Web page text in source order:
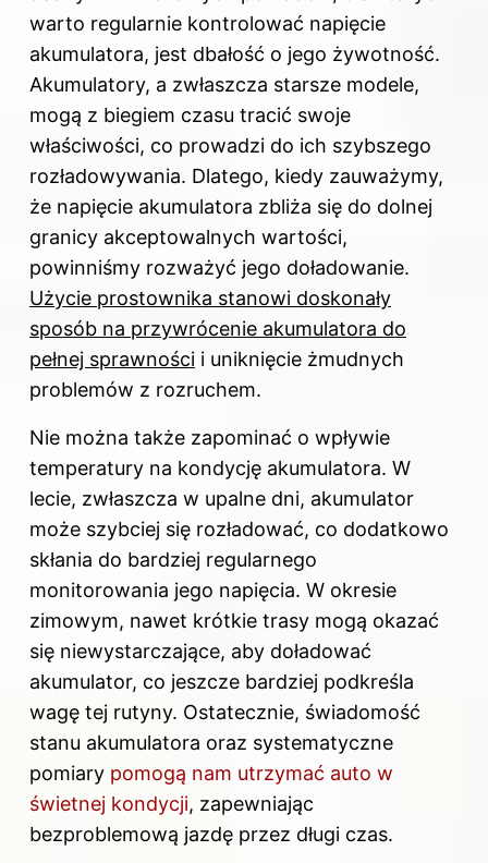
warto regularnie kontrolować napięcie
akumulatora, jest dbałość o jego żywotność.
Akumulatory, a zwłaszcza starsze modele,
mogą z biegiem czasu tracić swoje
właściwości, co prowadzi do ich szybszego
rozładowywania. Dlatego, kiedy zauważymy,
że napięcie akumulatora zbliża się do dolnej
granicy akceptowalnych wartości,
powinniśmy rozważyć jego doładowanie.
Użycie prostownika stanowi doskonały
sposób na przywrócenie akumulatora do
pełnej sprawności i uniknięcie żmudnych
problemów z rozruchem.
Nie można także zapominać o wpływie
temperatury na kondycję akumulatora. W
lecie, zwłaszcza w upalne dni, akumulator
może szybciej się rozładować, co dodatkowo
skłania do bardziej regularnego
monitorowania jego napięcia. W okresie
zimowym, nawet krótkie trasy mogą okazać
się niewystarczające, aby doładować
akumulator, co jeszcze bardziej podkreśla
wagę tej rutyny. Ostatecznie, świadomość
stanu akumulatora oraz systematyczne
pomiary pomogą nam utrzymać auto w
świetnej kondycji, zapewniając
bezproblemową jazdę przez długi czas.